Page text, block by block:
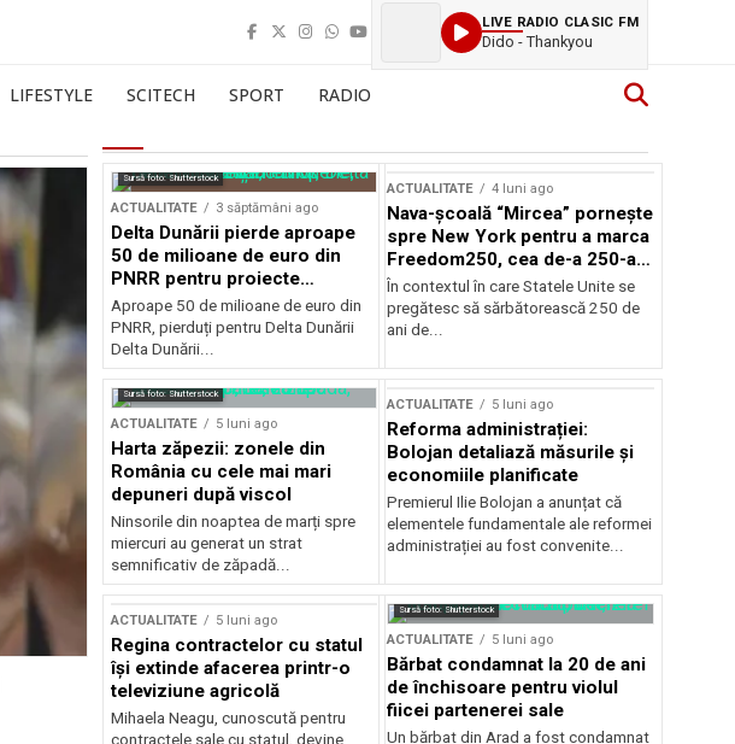
LIVE RADIO CLASIC FM
Dido - Thankyou
LIFESTYLE SCITECH SPORT RADIO
Sursă foto: Shutterstock
ACTUALITATE 3 săptămâni ago
Delta Dunării pierde aproape
50 de milioane de euro din
PNRR pentru proiecte
esențiale
Aproape 50 de milioane de euro din
PNRR, pierduți pentru Delta Dunării
Delta Dunării...
ACTUALITATE 4 luni ago
Nava-școală “Mircea” pornește
spre New York pentru a marca
Freedom250, cea de-a 250-a
aniversare a Statelor Unite
În contextul în care Statele Unite se
pregătesc să sărbătorească 250 de
ani de...
Sursă foto: Shutterstock
ACTUALITATE 5 luni ago
Harta zăpezii: zonele din
România cu cele mai mari
depuneri după viscol
Ninsorile din noaptea de marți spre
miercuri au generat un strat
semnificativ de zăpadă...
ACTUALITATE 5 luni ago
Reforma administrației:
Bolojan detaliază măsurile și
economiile planificate
Premierul Ilie Bolojan a anunțat că
elementele fundamentale ale reformei
administrației au fost convenite...
ACTUALITATE 5 luni ago
Regina contractelor cu statul
își extinde afacerea printr-o
televiziune agricolă
Mihaela Neagu, cunoscută pentru
contractele sale cu statul, devine
Sursă foto: Shutterstock
ACTUALITATE 5 luni ago
Bărbat condamnat la 20 de ani
de închisoare pentru violul
fiicei partenerei sale
Un bărbat din Arad a fost condamnat